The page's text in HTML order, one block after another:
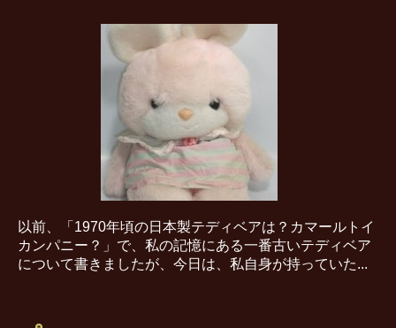
以前、「1970年頃の日本製テディベアは？カマールトイ
カンパニー？」で、私の記憶にある一番古いテディベア
について書きましたが、今日は、私自身が持っていた...